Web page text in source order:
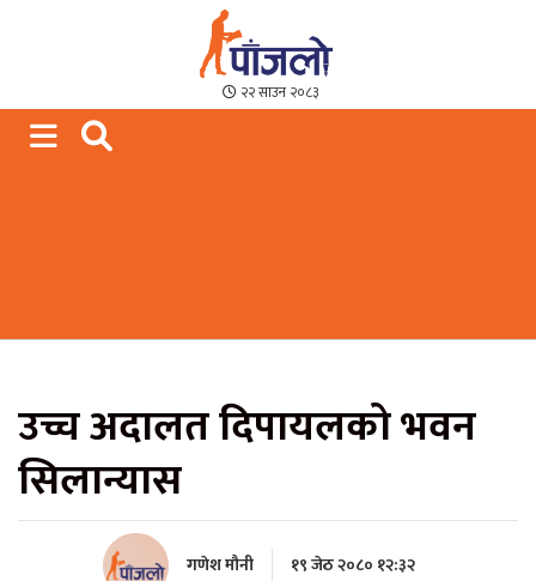
Paajalo News
We are from Far West Nepal
२२ साउन २०८३
उच्च अदालत दिपायलको भवन
सिलान्यास
गणेश मौनी १९ जेठ २०८० १२:३२